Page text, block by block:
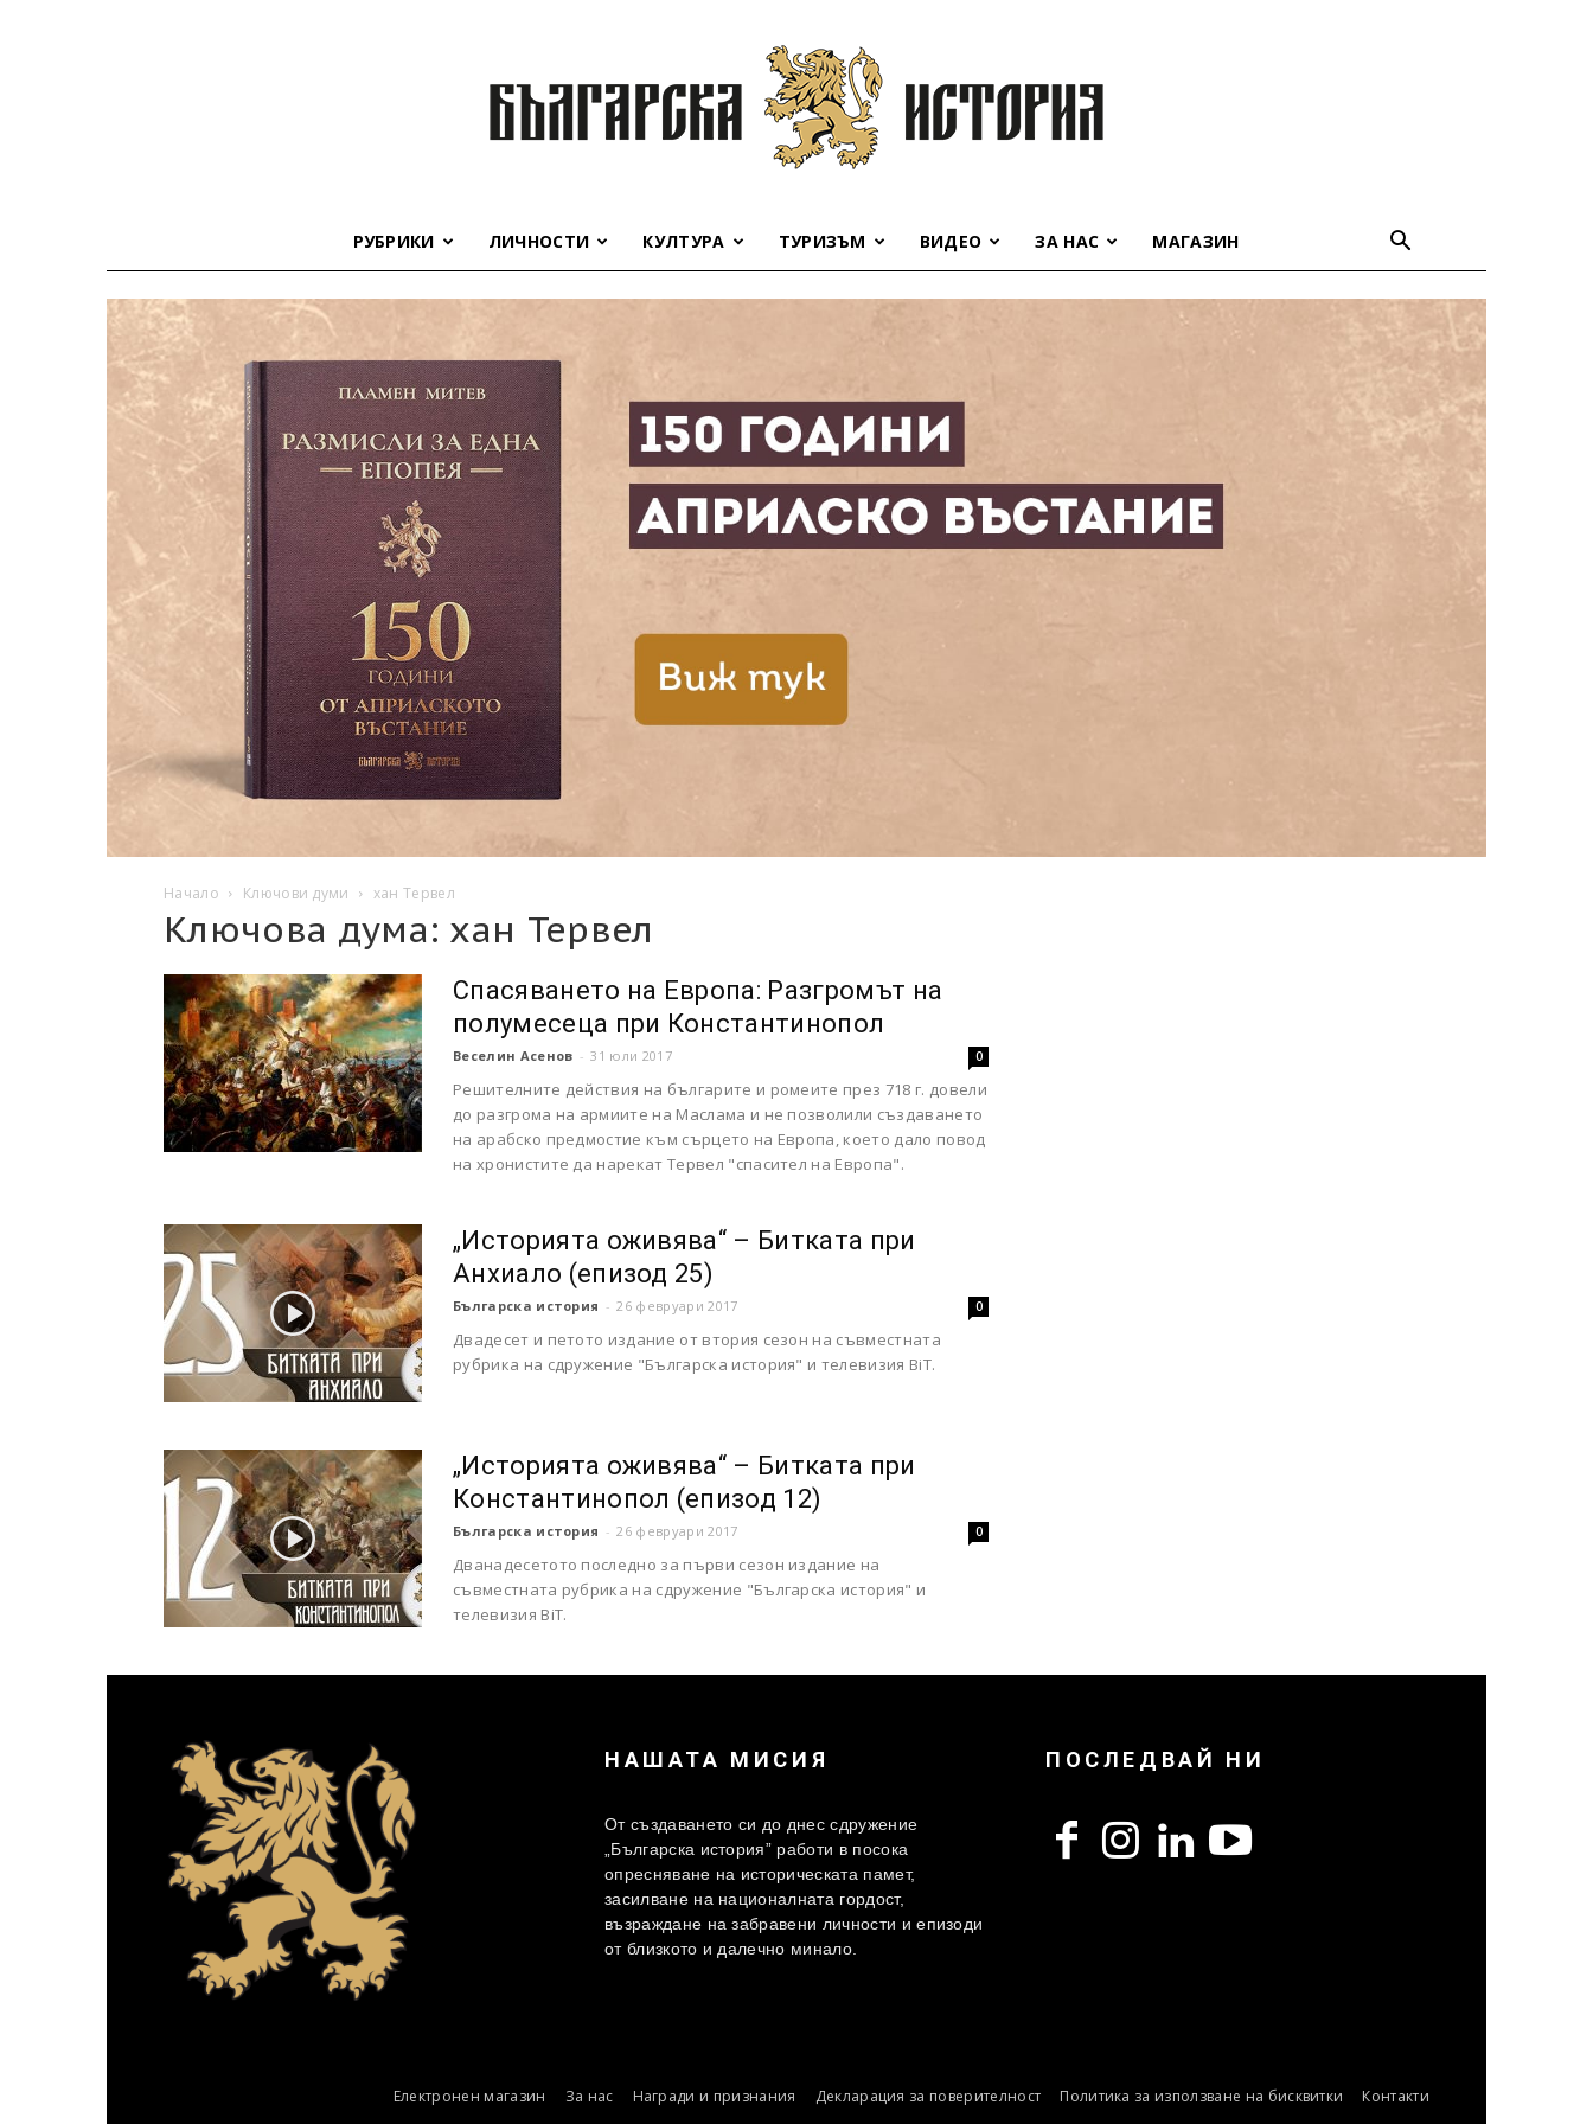
история
РУБРИКИ ЛИЧНОСТИ КУЛТУРА ТУРИЗЪМ ВИДЕО ЗА НАС МАГАЗИН
Начало Ключови думи хан Тервел
Ключова дума: хан Тервел
Спасяването на Европа: Разгромът на
полумесеца при Константинопол
Веселин Асенов - 31 юли 2017 0
Решителните действия на българите и ромеите през 718 г. довели
до разгрома на армиите на Маслама и не позволили създаването
на арабско предмостие към сърцето на Европа, което дало повод
на хронистите да нарекат Тервел "спасител на Европа".
„Историята оживява“ – Битката при
Анхиало (епизод 25)
Българска история - 26 февруари 2017 0
Двадесет и петото издание от втория сезон на съвместната
рубрика на сдружение "Българска история" и телевизия BiT.
„Историята оживява“ – Битката при
Константинопол (епизод 12)
Българска история - 26 февруари 2017 0
Дванадесетото последно за първи сезон издание на
съвместната рубрика на сдружение "Българска история" и
телевизия BiT.
НАШАТА МИСИЯ
От създаването си до днес сдружение
„Българска история” работи в посока
опресняване на историческата памет,
засилване на националната гордост,
възраждане на забравени личности и епизоди
от близкото и далечно минало.
ПОСЛЕДВАЙ НИ
Електронен магазин За нас Награди и признания Декларация за поверителност Политика за използване на бисквитки Контакти